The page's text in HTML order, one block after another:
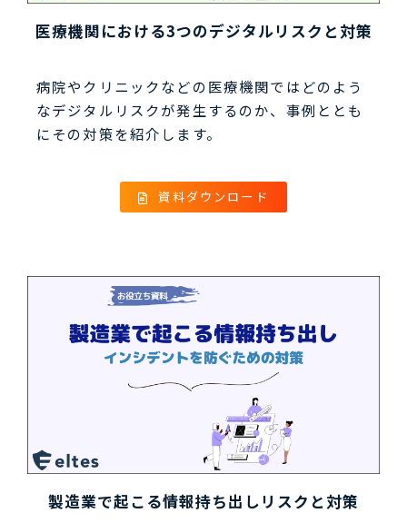
医療機関における3つのデジタルリスクと対策
病院やクリニックなどの医療機関ではどのよう
なデジタルリスクが発生するのか、事例ととも
にその対策を紹介します。
資料ダウンロード
製造業で起こる情報持ち出しリスクと対策